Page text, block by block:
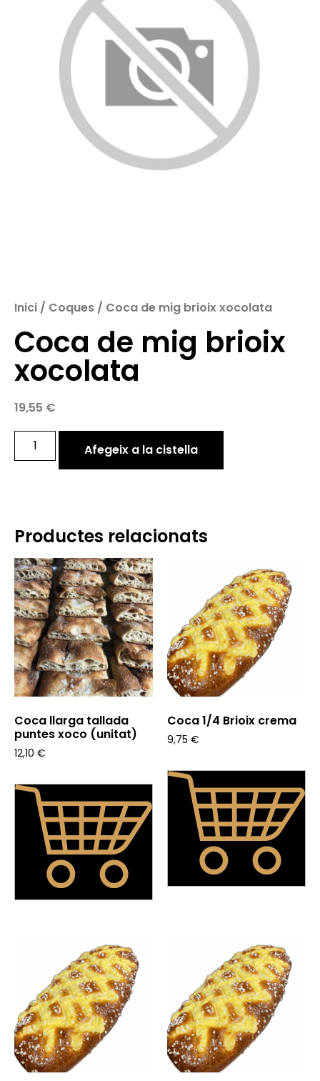
Inici / Coques / Coca de mig brioix xocolata
Coca de mig brioix
xocolata
19,55 €
Afegeix a la cistella
Productes relacionats
Coca llarga tallada
puntes xoco (unitat)
12,10 €
Coca 1/4 Brioix crema
9,75 €